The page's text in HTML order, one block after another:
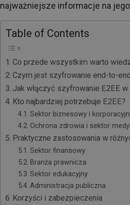
najważniejsze informacje na
Table of Contents
Co przede wszystkim warto
Czym jest szyfrowanie end-to-
Jak włączyć szyfrowanie E2EE
Kto najbardziej potrzebuje E2EE?
Sektor biznesowy i
Ochrona zdrowia i sektor
Praktyczne zastosowania w
Sektor finansowy
Branża prawnicza
Sektor edukacyjny
Administracja publiczna
Korzyści i zabezpieczenia